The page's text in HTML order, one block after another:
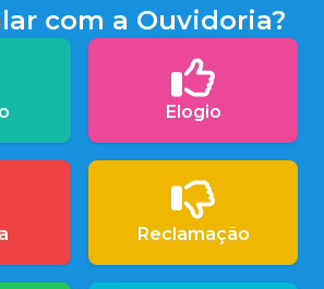
com a Ouvidoria?
Elogio
Reclamação